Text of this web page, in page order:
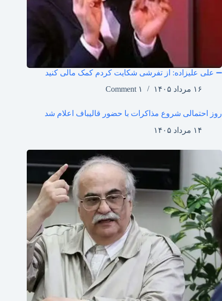
➖ علی علیزاده: از تفرشی شکایت کردم کمک مالی کنید
۱۶ مرداد ۱۴۰۵
۱ Comment
روز احتمالی شروع مذاکرات با حضور قالیباف اعلام شد
۱۴ مرداد ۱۴۰۵